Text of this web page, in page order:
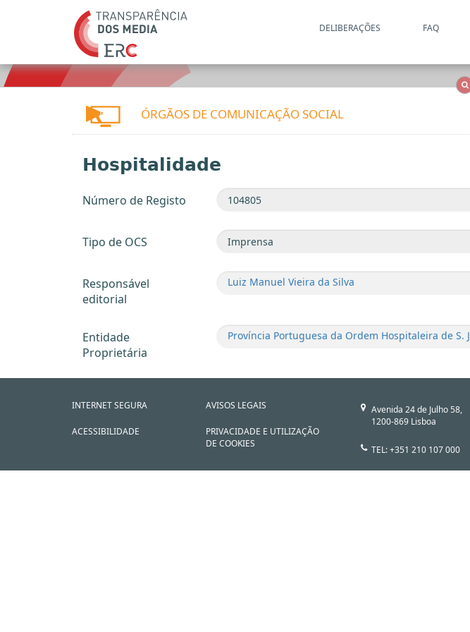
DELIBERAÇÕES FAQ
ÓRGÃOS DE COMUNICAÇÃO SOCIAL
Hospitalidade
Número de Registo
Tipo de OCS
Responsável
editorial
Luiz Manuel Vieira da Silva
Entidade
Proprietária
Província Portuguesa da Ordem Hospitaleira de S.
INTERNET SEGURA
ACESSIBILIDADE
AVISOS LEGAIS
PRIVACIDADE E UTILIZAÇÃO
DE COOKIES
Avenida 24 de Julho 58,
1200-869 Lisboa
TEL: +351 210 107 000